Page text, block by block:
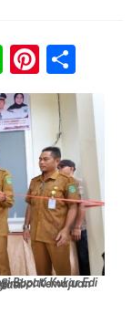
Line
Transmigrasi.